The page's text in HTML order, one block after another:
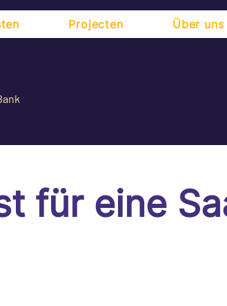
Projecten Über uns
für eine